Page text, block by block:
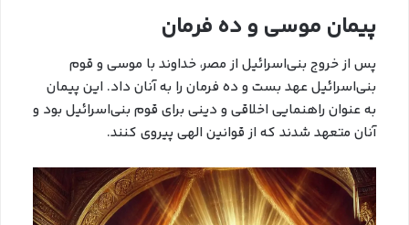
پیمان موسی و ده فرمان
پس از خروج بنی‌اسرائیل از مصر، خداوند با موسی و قوم
بنی‌اسرائیل عهد بست و ده فرمان را به آنان داد. این پیمان
به عنوان راهنمایی اخلاقی و دینی برای قوم بنی‌اسرائیل بود و
آنان متعهد شدند که از قوانین الهی پیروی کنند.